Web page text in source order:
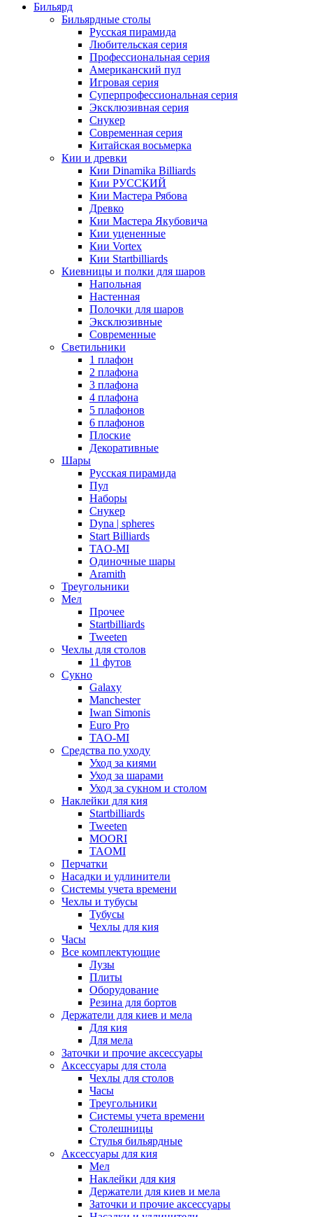
Бильярд
Бильярдные столы
Русская пирамида
Любительская серия
Профессиональная серия
Американский пул
Игровая серия
Суперпрофессиональная серия
Эксклюзивная серия
Снукер
Современная серия
Китайская восьмерка
Кии и древки
Кии Dinamika Billiards
Кии РУССКИЙ
Кии Мастера Рябова
Древко
Кии Мастера Якубовича
Кии уцененные
Кии Vortex
Кии Startbilliards
Киевницы и полки для шаров
Напольная
Настенная
Полочки для шаров
Эксклюзивные
Современные
Светильники
1 плафон
2 плафона
3 плафона
4 плафона
5 плафонов
6 плафонов
Плоские
Декоративные
Шары
Русская пирамида
Пул
Наборы
Снукер
Dyna | spheres
Start Billiards
TAO-MI
Одиночные шары
Aramith
Треугольники
Мел
Прочее
Startbilliards
Tweeten
Чехлы для столов
11 футов
Сукно
Galaxy
Manchester
Iwan Simonis
Euro Pro
TAO-MI
Средства по уходу
Уход за киями
Уход за шарами
Уход за сукном и столом
Наклейки для кия
Startbilliards
Tweeten
MOORI
TAOMI
Перчатки
Насадки и удлинители
Системы учета времени
Чехлы и тубусы
Тубусы
Чехлы для кия
Часы
Все комплектующие
Лузы
Плиты
Оборудование
Резина для бортов
Держатели для киев и мела
Для кия
Для мела
Заточки и прочие аксессуары
Аксессуары для стола
Чехлы для столов
Часы
Треугольники
Системы учета времени
Столешницы
Стулья бильярдные
Аксессуары для кия
Мел
Наклейки для кия
Держатели для киев и мела
Заточки и прочие аксессуары